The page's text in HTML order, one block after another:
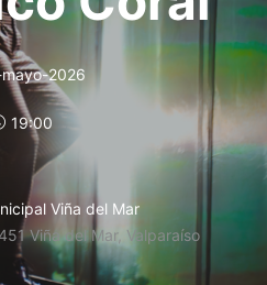
2026
19:00
Viña del Mar
Viña del Mar, Valparaíso